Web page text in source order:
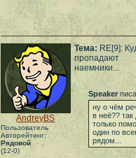
AndreyBS
Пользователь
Авторейтинг:
Рядовой
(12-0)
Тема: RE[9]:
пропадают
наемники...
Speaker
ну о чём
в неё?? так
только
один по
рядом...